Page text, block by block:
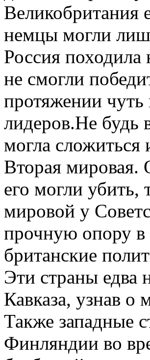
Великобритания
немцы могли
Россия походила
не смогли
протяжении
лидеров.Не будь
могла сложиться
Вторая мировая.
его могли
мировой у
прочную опору в
британские
Эти страны едва
Кавказа, узнав
Также западные
Финляндии во